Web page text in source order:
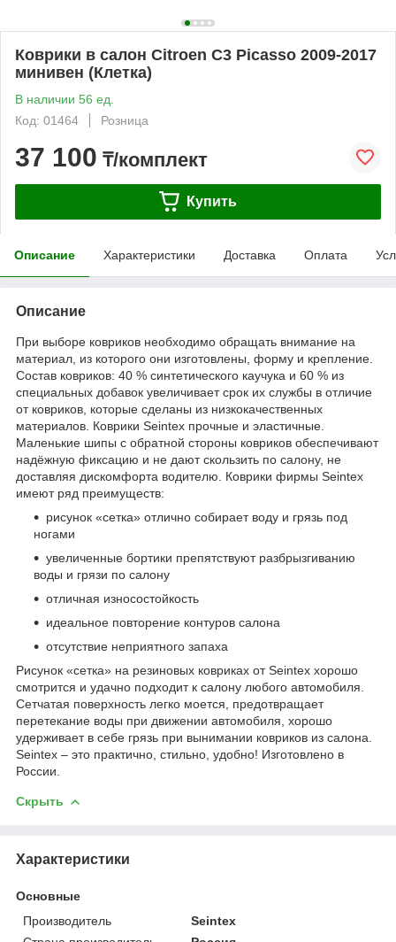
Коврики в салон Citroen С3 Picasso 2009-2017
минивен (Клетка)
В наличии 56 ед.
Код: 01464
Розница
37 100 ₸/комплект
Купить
Описание Характеристики Доставка Оплата
Описание
При выборе ковриков необходимо обращать внимание на
материал, из которого они изготовлены, форму и крепление.
Состав ковриков: 40 % синтетического каучука и 60 % из
специальных добавок увеличивает срок их службы в отличие
от ковриков, которые сделаны из низкокачественных
материалов. Коврики Seintex прочные и эластичные.
Маленькие шипы с обратной стороны ковриков обеспечивают
надёжную фиксацию и не дают скользить по салону, не
доставляя дискомфорта водителю. Коврики фирмы Seintex
имеют ряд преимуществ:
рисунок «сетка» отлично собирает воду и грязь под
ногами
увеличенные бортики препятствуют разбрызгиванию
воды и грязи по салону
отличная износостойкость
идеальное повторение контуров салона
отсутствие неприятного запаха
Рисунок «сетка» на резиновых ковриках от Seintex хорошо
смотрится и удачно подходит к салону любого автомобиля.
Сетчатая поверхность легко моется, предотвращает
перетекание воды при движении автомобиля, хорошо
удерживает в себе грязь при вынимании ковриков из салона.
Seintex – это практично, стильно, удобно! Изготовлено в
России.
Скрыть
Характеристики
Основные
Производитель
Seintex